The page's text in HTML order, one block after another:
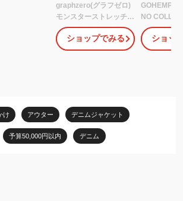
graphzero(グラフゼロ)
モンスターストレッチ
3rd デニムジャケット イ
ンディゴ レディース
[GZ-GJ3RDMSL] 岡山
ンウォッシュ オシャレ
ヴィンテージ ストレッ
チデニム
ショップでみる
GOHEMP
NO
ALL
ッシュ デニ
ト ノーカラ
ショッ
け アウター デニムジャケット
予算50,000円以内 デニム